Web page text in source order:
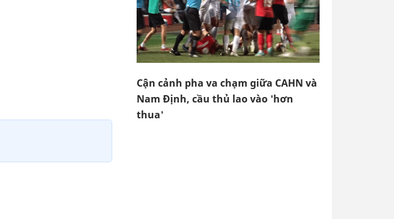
Cận cảnh pha va chạm giữa CAHN và
Nam Định, cầu thủ lao vào 'hơn
thua'